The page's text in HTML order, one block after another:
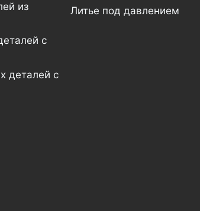
из
с
деталей с
Литье под давлением